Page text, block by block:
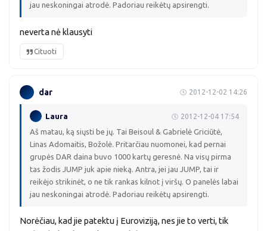
jau neskoningai atrodė. Padoriau reikėtų apsirengti.
neverta nė klausyti
Cituoti
dar 2012-12-02 14:26
Laura 2012-12-04 17:54
Aš matau, ką siųsti be jų. Tai Beisoul & Gabrielė Griciūtė,
Linas Adomaitis, Božolė. Pritarčiau nuomonei, kad pernai
grupės DAR daina buvo 1000 kartų geresnė. Na visų pirma
tas žodis JUMP juk apie nieką. Antra, jei jau JUMP, tai ir
reikėjo strikinėt, o ne tik rankas kilnot į viršų. O panelės labai
jau neskoningai atrodė. Padoriau reikėtų apsirengti.
Norėčiau, kad jie patektu į Euroviziją, nes jie to verti, tik